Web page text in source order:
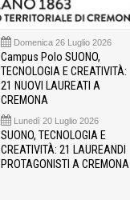
Domenica 26 Luglio 2026
Campus Polo SUONO,
TECNOLOGIA E CREATIVITÀ:
21 NUOVI LAUREATI A
CREMONA
Lunedì 20 Luglio 2026
SUONO, TECNOLOGIA E
CREATIVITÀ: 21 LAUREANDI
PROTAGONISTI A CREMONA